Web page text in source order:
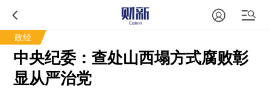
政经
中央纪委：查处山西塌方式腐败彰
显从严治党